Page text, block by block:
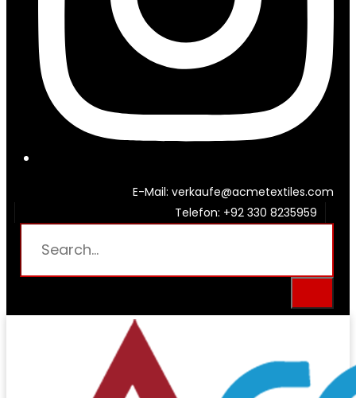
E-Mail: verkaufe@acmetextiles.com
Telefon: +92 330 8235959